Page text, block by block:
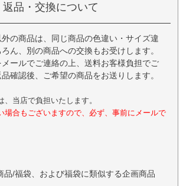
返品・交換について
の商品は、同じ商品の色違い・サイズ違
ん、別の商品への交換もお受けします。
ールでご連絡の上、送料お客様負担でご
確認後、ご希望の商品をお送りします。
当店で負担いたします。
場合もございますので、必ず、事前にメールで
品/福袋、および福袋に類似する企画商品